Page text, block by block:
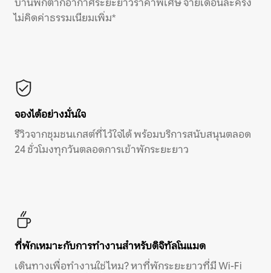
บ้านพักตากอากาศระยะยาวราคาพิเศษ จ่ายเดือนละครั้ง
ไม่คิดค่าธรรมเนียมเพิ่ม*
จองได้อย่างมั่นใจ
รีวิวจากชุมชนเกสต์ที่ไว้ใจได้ พร้อมบริการสนับสนุนตลอด
24 ชั่วโมงทุกวันตลอดการเข้าพักระยะยาว
ที่พักเหมาะกับการทำงานสำหรับดิจิทัลโนแมด
เดินทางเพื่อทำงานใช่ไหม? หาที่พักระยะยาวที่มี Wi-Fi